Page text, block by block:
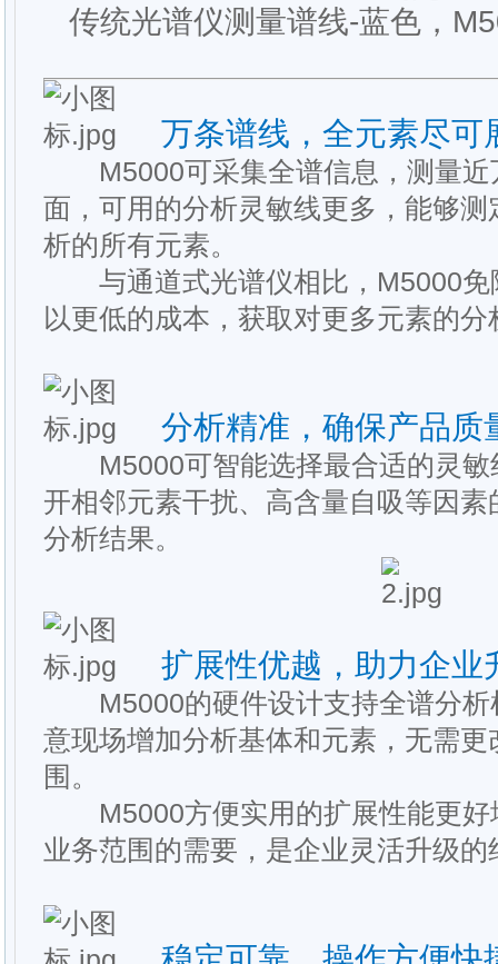
传统光谱仪测量谱线-蓝色，
万条谱线，全元素尽可
M5000可采集全谱信息，测量近
面，可用的分析灵敏线更多，能够
析的所有元素。
与通道式光谱仪相比，M5000免
以更低的成本，获取对更多元素的分
分析精准，确保产品质
M5000可智能选择最合适的灵敏
开相邻元素干扰、高含量自吸等因
分析结果。
扩展性优越，助力企业
M5000的硬件设计支持全谱分析
意现场增加分析基体和元素，无需
围。
M5000方便实用的扩展性能更好
业务范围的需要，是企业灵活升级的